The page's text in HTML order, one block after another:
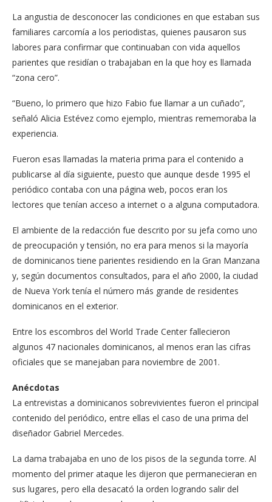
La angustia de desconocer las condiciones en que estaban sus
familiares carcomía a los periodistas, quienes pausaron sus
labores para confirmar que continuaban con vida aquellos
parientes que residían o trabajaban en la que hoy es llamada
“zona cero”.
“Bueno, lo primero que hizo Fabio fue llamar a un cuñado”,
señaló Alicia Estévez como ejemplo, mientras rememoraba la
experiencia.
Fueron esas llamadas la materia prima para el contenido a
publicarse al día siguiente, puesto que aunque desde 1995 el
periódico contaba con una página web, pocos eran los
lectores que tenían acceso a internet o a alguna computadora.
El ambiente de la redacción fue descrito por su jefa como uno
de preocupación y tensión, no era para menos si la mayoría
de dominicanos tiene parientes residiendo en la Gran Manzana
y, según documentos consultados, para el año 2000, la ciudad
de Nueva York tenía el número más grande de residentes
dominicanos en el exterior.
Entre los escombros del World Trade Center fallecieron
algunos 47 nacionales dominicanos, al menos eran las cifras
oficiales que se manejaban para noviembre de 2001.
Anécdotas
La entrevistas a dominicanos sobrevivientes fueron el principal
contenido del periódico, entre ellas el caso de una prima del
diseñador Gabriel Mercedes.
La dama trabajaba en uno de los pisos de la segunda torre. Al
momento del primer ataque les dijeron que permanecieran en
sus lugares, pero ella desacató la orden logrando salir del